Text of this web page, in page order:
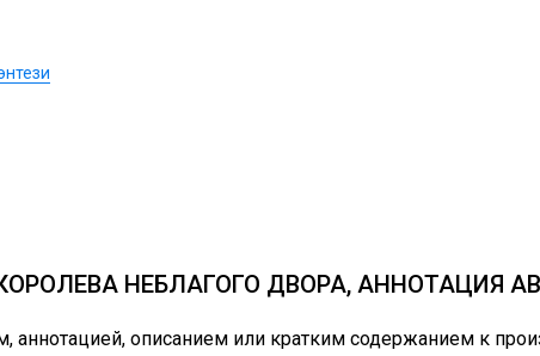
НЕБЛАГОГО ДВОРА, АННОТАЦИЯ
аннотацией, описанием или кратким содержанием к